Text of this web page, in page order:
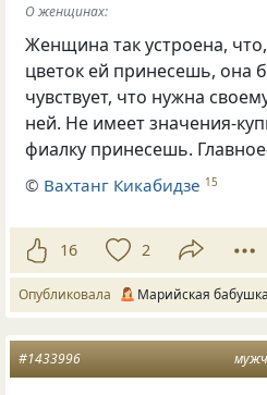
О женщинах:
Женщина так устроена,
цветок ей принесешь, она
чувствует, что нужна
ней. Не имеет значения-
фиалку принесешь.
© Вахтанг Кикабидзе 15
16 2
Опубликовала Марийская бабушка
#1433996